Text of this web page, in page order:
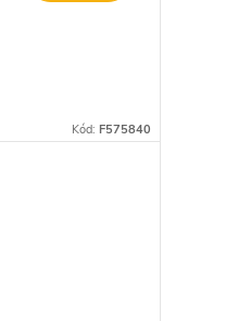
Kód: F575840